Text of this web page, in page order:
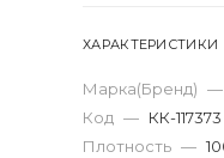
ХАРАКТЕРИСТИКИ
Марка(Бренд) —
Код — КК-117373
Плотность —